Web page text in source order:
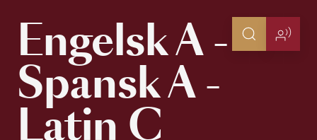
Engelsk A -
Spansk A -
Latin C